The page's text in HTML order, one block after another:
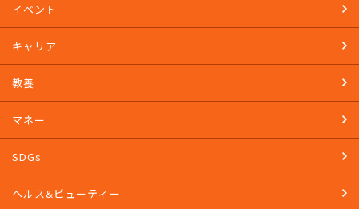
イベント
キャリア
教養
マネー
SDGs
ヘルス&ビューティー